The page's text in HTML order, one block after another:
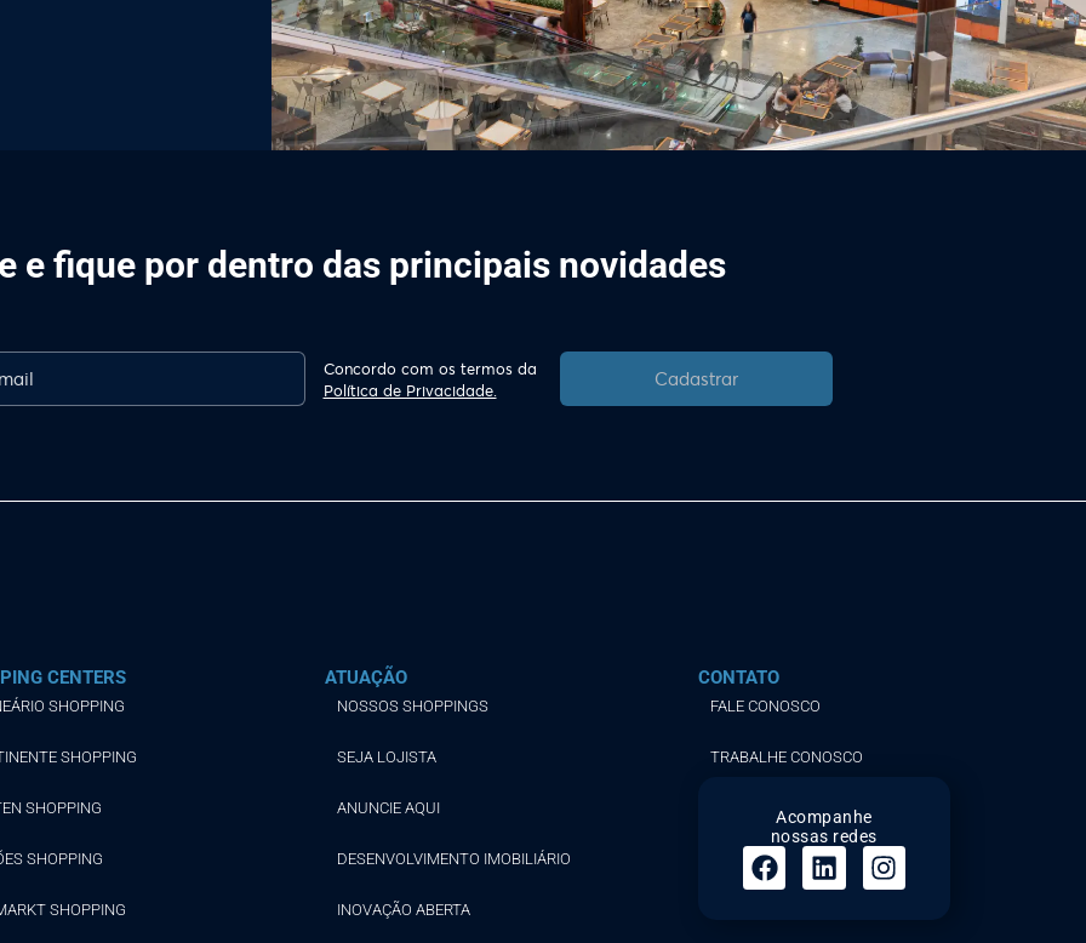
e fique por dentro das principais novidades
Concordo com os termos da
Política de Privacidade.
Cadastrar
CENTERS
SHOPPING
SHOPPING
SHOPPING
SHOPPING
SHOPPING
ATUAÇÃO
NOSSOS SHOPPINGS
SEJA LOJISTA
ANUNCIE AQUI
DESENVOLVIMENTO IMOBILIÁRIO
INOVAÇÃO ABERTA
CONTATO
FALE CONOSCO
TRABALHE CONOSCO
Acompanhe
nossas redes